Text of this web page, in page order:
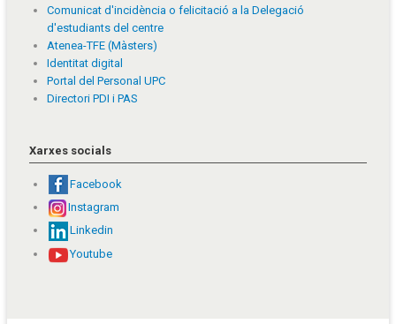
Comunicat d'incidència o felicitació a la Delegació
d'estudiants del centre
Atenea-TFE (Màsters)
Identitat digital
Portal del Personal UPC
Directori PDI i PAS
Xarxes socials
Facebook
Instagram
Linkedin
Youtube